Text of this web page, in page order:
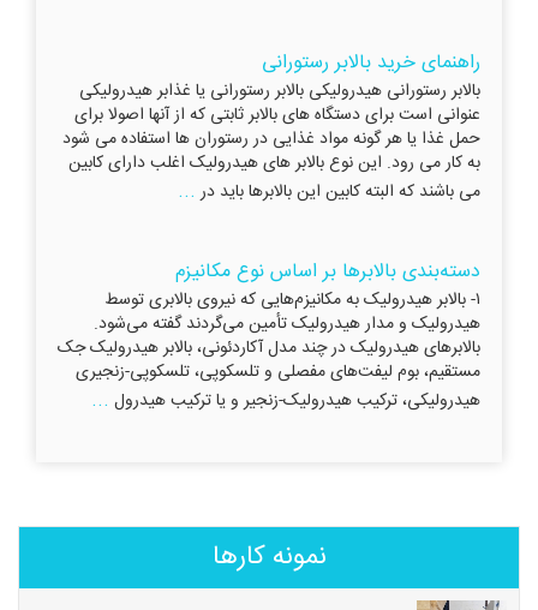
راهنمای خرید بالابر رستورانی
بالابر رستورانی هیدرولیکی بالابر رستورانی یا غذابر هیدرولیکی
عنوانی است برای دستگاه های بالابر ثابتی که از آنها اصولا برای
حمل غذا یا هر گونه مواد غذایی در رستوران ها استفاده می شود
به کار می رود. این نوع بالابر های هیدرولیک اغلب دارای کابین
می باشند که البته کابین این بالابرها باید در ...
دسته‌بندی بالابرها بر اساس نوع مکانیزم
۱- بالابر هیدرولیک به مکانیزم‌هایی که نیروی بالابری توسط
هیدرولیک و مدار هیدرولیک تأمین می‌گردند گفته می‌شود.
بالابرهای هیدرولیک در چند مدل آکاردئونی، بالابر هیدرولیک جک
مستقیم، بوم لیفت‌های مفصلی و تلسکوپی، تلسکوپی-زنجیری
هیدرولیکی، ترکیب هیدرولیک-زنجیر و یا ترکیب هیدرول ...
نمونه کارها